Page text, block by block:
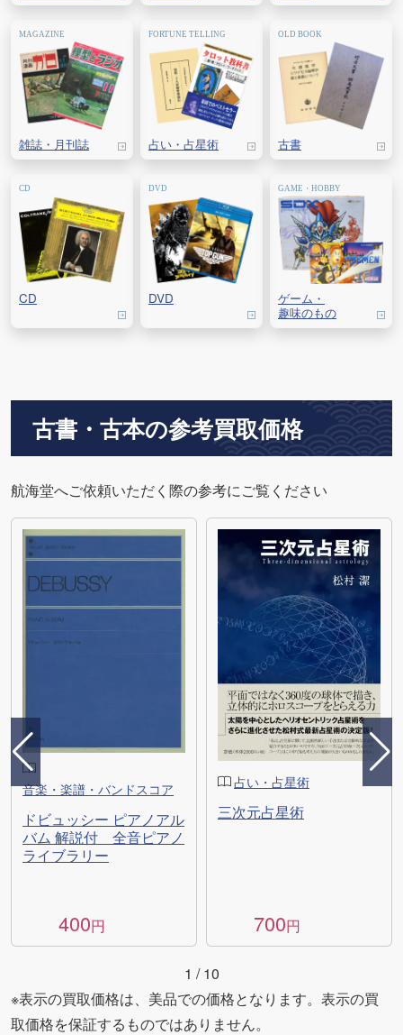
雑誌・ 月刊誌 占い・ 占星術 古書
CD DVD
ゲーム・
趣味のもの
古書・古本の参考買取価格
航海堂へご依頼いただく際の参考にご覧ください
音楽・楽譜・バンドスコア
ドビュッシー ピアノアル
バム 解説付 全音ピアノ
ライブラリー
400円
占い・占星術
三次元占星術
700円
1 /10
※表示の買取価格は、美品での価格となります。表示の買
取価格を保証するものではありません。